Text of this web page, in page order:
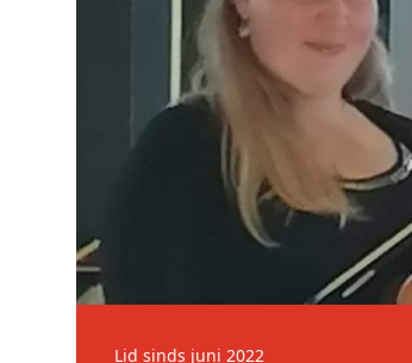
Lid sinds juni 2022